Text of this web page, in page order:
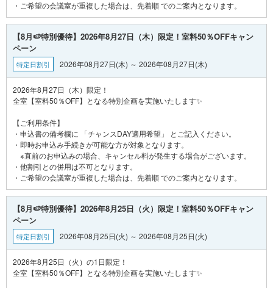
【8月🍉特別優待】2026年8月27日（木）限定！室料50％OFFキャン
ペーン
特定日割引 2026年08月27日(木) ～ 2026年08月27日(木)
2026年8月27日（木）限定！
全室【室料50％OFF】となる特別企画を実施いたします✨
【ご利用条件】
・申込書の備考欄に 「チャンスDAY適用希望」 とご記入ください。
・即時お申込み手続きが可能な方が対象となります。
※直前のお申込みの場合、キャンセル料が発生する場合がございます。
・他割引との併用は不可となります。
【8月🍉特別優待】2026年8月25日（火）限定！室料50％OFFキャン
ペーン
特定日割引 2026年08月25日(火) ～ 2026年08月25日(火)
2026年8月25日（火）の1日限定！
全室【室料50％OFF】となる特別企画を実施いたします✨